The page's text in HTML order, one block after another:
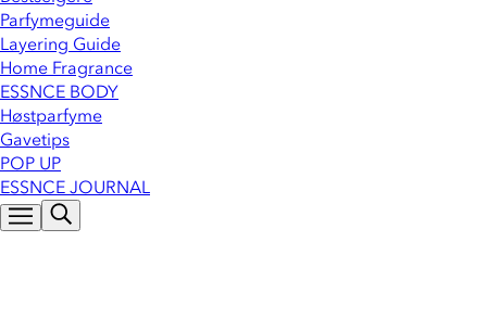
Parfymeguide
Layering Guide
Home Fragrance
ESSNCE BODY
Høstparfyme
Gavetips
POP UP
ESSNCE JOURNAL